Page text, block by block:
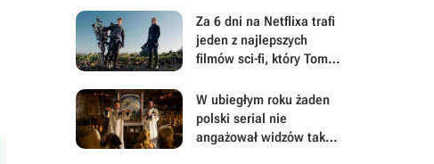
największych serii sci-fi
składającą się z prawie
400 odcinków
Za 6 dni na Netflixa trafi
jeden z najlepszych
filmów sci-fi, który Tom
zaprezentowali 3 razy w
ciągu 24 godzin na całym
świecie
W ubiegłym roku żaden
polski serial nie
angażował widzów tak